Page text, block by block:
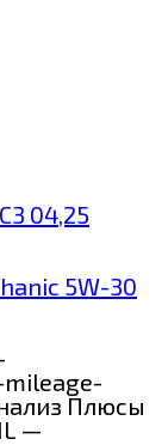
5W-30
Плюсы
—